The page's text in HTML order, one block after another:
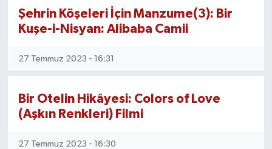
Şehrin Köşeleri İçin Manzume(3): Bir
Kuşe-i-Nisyan: Alibaba Camii
27 Temmuz 2023 - 16:31
Bir Otelin Hikâyesi: Colors of Love
(Aşkın Renkleri) Filmi
27 Temmuz 2023 - 16:30